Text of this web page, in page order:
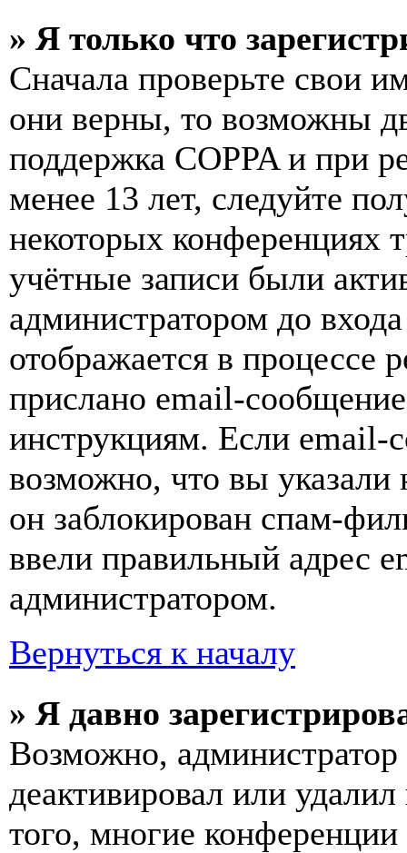
» Я только что
Сначала проверьте свои
они верны, то возможны
поддержка COPPA и при
менее 13 лет, следуйте
некоторых конференциях
учётные записи были
администратором до
отображается в процессе
прислано email-
инструкциям. Если email-
возможно, что вы
он заблокирован спам-
ввели правильный адрес
администратором.
Вернуться к началу
» Я давно
Возможно,
деактивировал или
того, многие